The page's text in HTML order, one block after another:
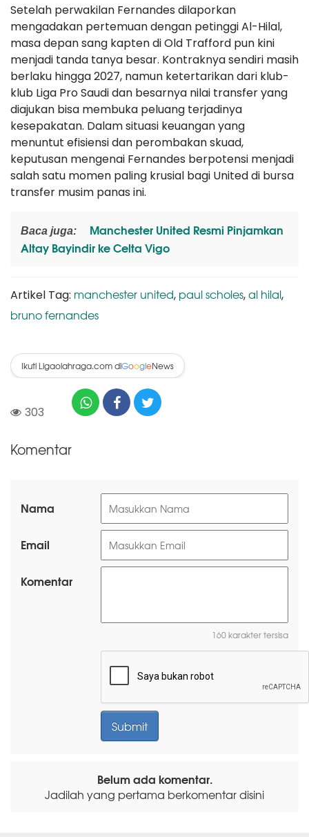
Setelah perwakilan Fernandes dilaporkan
mengadakan pertemuan dengan petinggi Al-Hilal,
masa depan sang kapten di Old Trafford pun kini
menjadi tanda tanya besar. Kontraknya sendiri masih
berlaku hingga 2027, namun ketertarikan dari klub-
klub Liga Pro Saudi dan besarnya nilai transfer yang
diajukan bisa membuka peluang terjadinya
kesepakatan. Dalam situasi keuangan yang
menuntut efisiensi dan perombakan skuad,
keputusan mengenai Fernandes berpotensi menjadi
salah satu momen paling krusial bagi United di bursa
transfer musim panas ini.
Baca juga:
Manchester United Resmi Pinjamkan
Altay Bayindir ke Celta Vigo
Artikel Tag: manchester united, paul scholes,al hilal,
bruno fernandes
Ikuti Ligaolahraga.com diGoogleNews
303
Komentar
Nama
Email
Komentar
160 karakter tersisa
Belum ada komentar.
Jadilah yang pertama berkomentar disini